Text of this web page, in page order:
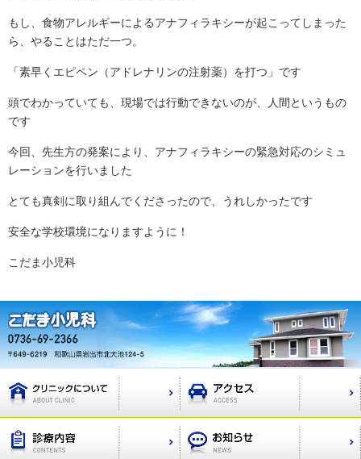
もし、食物アレルギーによるアナフィラキシーが起こってしまった
ら、やることはただ一つ。
「素早くエピペン（アドレナリンの注射薬）を打つ」です
頭でわかっていても、現場では行動できないのが、人間というもの
です
今回、先生方の発案により、アナフィラキシーの緊急対応のシミュ
レーションを行いました
とても真剣に取り組んでくださったので、うれしかったです
安全な学校環境になりますように！
こだま小児科